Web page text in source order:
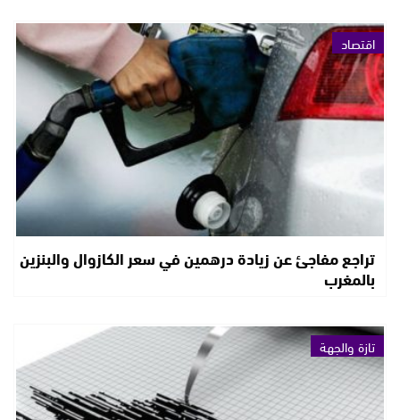
اقتصاد
تراجع مفاجئ عن زيادة درهمين في سعر الكازوال والبنزين
بالمغرب
تازة والجهة